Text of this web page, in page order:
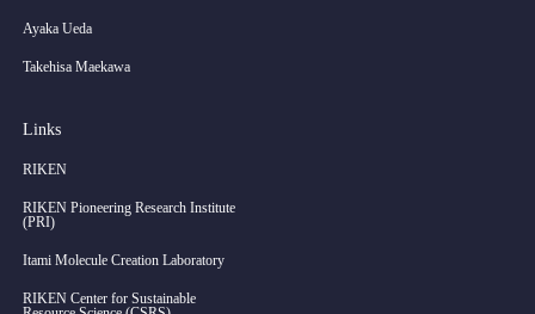
Ayaka Ueda
Takehisa Maekawa
Links
RIKEN
RIKEN Pioneering Research Institute
(PRI)
Itami Molecule Creation Laboratory
RIKEN Center for Sustainable